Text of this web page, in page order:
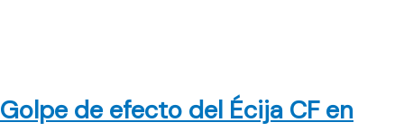
Golpe de efecto del Écija CF en